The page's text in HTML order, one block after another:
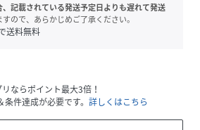
記載されている発送予定日よりも遅れて発送
ので、あらかじめご了承ください。
送料無料
ならポイント最大3倍！
件達成が必要です。 詳しくはこちら